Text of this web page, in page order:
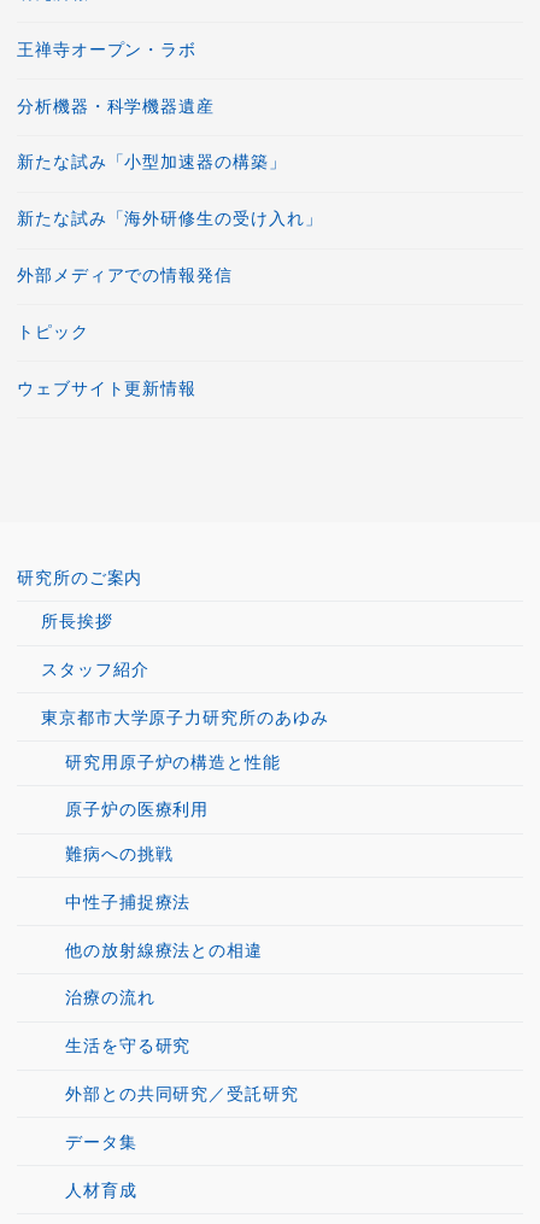
王禅寺オープン・ラボ
分析機器・科学機器遺産
新たな試み「小型加速器の構築」
新たな試み「海外研修生の受け入れ」
外部メディアでの情報発信
トピック
ウェブサイト更新情報
研究所のご案内
所長挨拶
スタッフ紹介
東京都市大学原子力研究所のあゆみ
研究用原子炉の構造と性能
原子炉の医療利用
難病への挑戦
中性子捕捉療法
他の放射線療法との相違
治療の流れ
生活を守る研究
外部との共同研究／受託研究
データ集
人材育成